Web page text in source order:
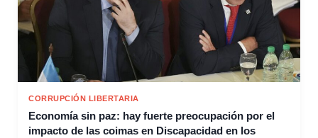
CORRUPCIÓN LIBERTARIA
Economía sin paz: hay fuerte preocupación por el
impacto de las coimas en Discapacidad en los